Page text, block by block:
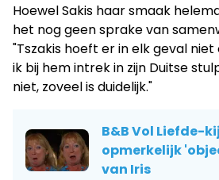
Hoewel Sakis haar smaak
het nog geen sprake van
"Tszakis hoeft er in elk geval
ik bij hem intrek in zijn Duitse
niet, zoveel is duidelijk."
B&B Vol Liefde-
opmerkelijk
van Iris